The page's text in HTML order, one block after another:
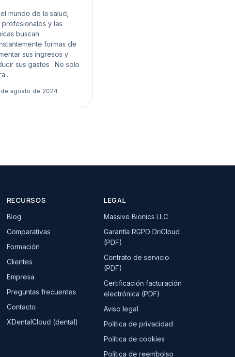
mundo de la salud,
profesionales y las
buscan
formas de
sus ingresos y
sus gastos . No solo
agosto de 2024
RECURSOS
Blog
Comparativas
Formación
Clientes
Empresa
Preguntas frecuentes
Contacto
XDentalCloud (dental)
LEGAL
Massive Bionics LLC
Garantía RGPD DriCloud
(PDF)
Contrato de servicio
(PDF)
Certificación facturación
electrónica (PDF)
Aviso legal
Política de privacidad
Política de cookies
Política de reembolso